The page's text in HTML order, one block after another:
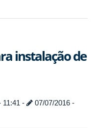
instalação de
11:41 -
07/07/2016 -